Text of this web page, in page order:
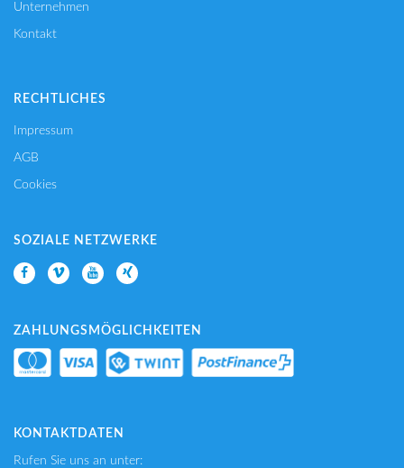
Unternehmen
Kontakt
RECHTLICHES
Impressum
AGB
Cookies
SOZIALE NETZWERKE
ZAHLUNGSMÖGLICHKEITEN
KONTAKTDATEN
Rufen Sie uns an unter: